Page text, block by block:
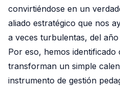
convirtiéndose en un
aliado estratégico que nos
a veces turbulentas, del año
Por eso, hemos
transforman un simple
instrumento de gestión